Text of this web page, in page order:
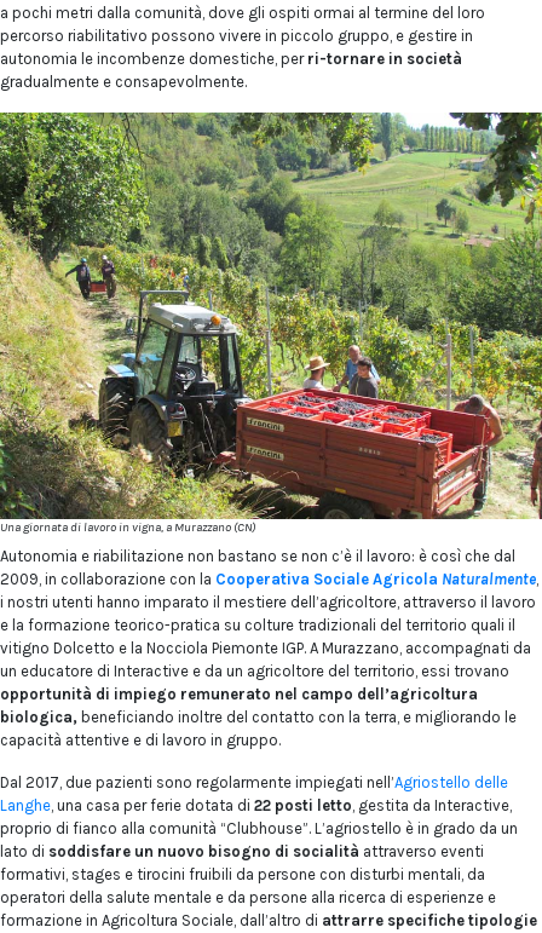
a pochi metri dalla comunità, dove gli ospiti ormai al termine del loro
percorso riabilitativo possono vivere in piccolo gruppo, e gestire in
autonomia le incombenze domestiche, per ri-tornare in società
gradualmente e consapevolmente.
Una giornata di lavoro in vigna, a Murazzano (CN)
Autonomia e riabilitazione non bastano se non c’è il lavoro: è così che dal
2009, in collaborazione con la Cooperativa Sociale Agricola Naturalmente,
i nostri utenti hanno imparato il mestiere dell’agricoltore, attraverso il lavoro
e la formazione teorico-pratica su colture tradizionali del territorio quali il
vitigno Dolcetto e la Nocciola Piemonte IGP. A Murazzano, accompagnati da
un educatore di Interactive e da un agricoltore del territorio, essi trovano
opportunità di impiego remunerato nel campo dell’agricoltura
biologica, beneficiando inoltre del contatto con la terra, e migliorando le
capacità attentive e di lavoro in gruppo.
Dal 2017, due pazienti sono regolarmente impiegati nell’Agriostello delle
Langhe, una casa per ferie dotata di 22 posti letto, gestita da Interactive,
proprio di fianco alla comunità “Clubhouse”. L’agriostello è in grado da un
lato di soddisfare un nuovo bisogno di socialità attraverso eventi
formativi, stages e tirocini fruibili da persone con disturbi mentali, da
operatori della salute mentale e da persone alla ricerca di esperienze e
formazione in Agricoltura Sociale, dall’altro di attrarre specifiche tipologie